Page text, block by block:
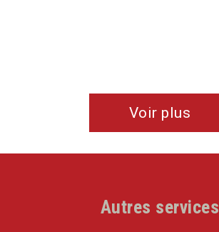
Voir plus
Autres services